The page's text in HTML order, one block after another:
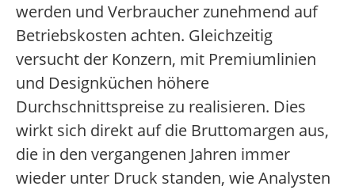
werden und Verbraucher zunehmend auf
Betriebskosten achten. Gleichzeitig
versucht der Konzern, mit Premiumlinien
und Designküchen höhere
Durchschnittspreise zu realisieren. Dies
wirkt sich direkt auf die Bruttomargen aus,
die in den vergangenen Jahren immer
wieder unter Druck standen, wie Analysten